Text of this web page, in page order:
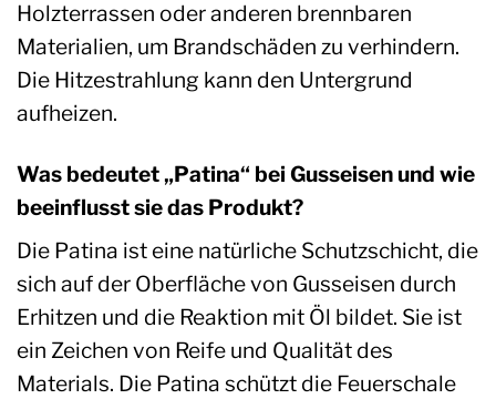
Holzterrassen oder anderen brennbaren
Materialien, um Brandschäden zu verhindern.
Die Hitzestrahlung kann den Untergrund
aufheizen.
Was bedeutet „Patina“ bei Gusseisen und wie
beeinflusst sie das Produkt?
Die Patina ist eine natürliche Schutzschicht, die
sich auf der Oberfläche von Gusseisen durch
Erhitzen und die Reaktion mit Öl bildet. Sie ist
ein Zeichen von Reife und Qualität des
Materials. Die Patina schützt die Feuerschale